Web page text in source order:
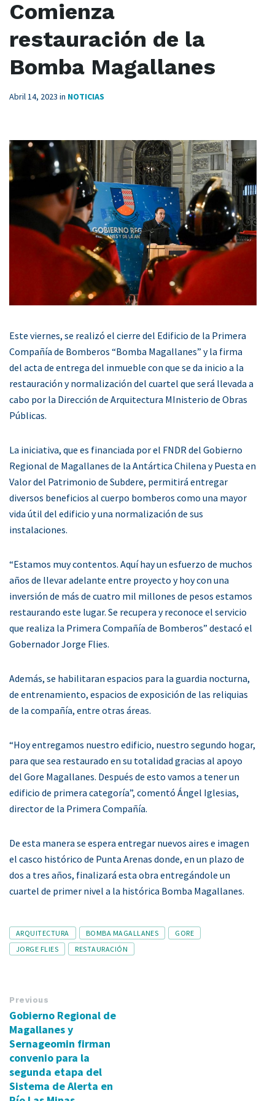
Comienza
restauración de la
Bomba Magallanes
Abril 14, 2023 in NOTICIAS
Este viernes, se realizó el cierre del Edificio de la Primera
Compañía de Bomberos “Bomba Magallanes” y la firma
del acta de entrega del inmueble con que se da inicio a la
restauración y normalización del cuartel que será llevada a
cabo por la Dirección de Arquitectura MInisterio de Obras
Públicas.
La iniciativa, que es financiada por el FNDR del Gobierno
Regional de Magallanes de la Antártica Chilena y Puesta en
Valor del Patrimonio de Subdere, permitirá entregar
diversos beneficios al cuerpo bomberos como una mayor
vida útil del edificio y una normalización de sus
instalaciones.
“Estamos muy contentos. Aquí hay un esfuerzo de muchos
años de llevar adelante entre proyecto y hoy con una
inversión de más de cuatro mil millones de pesos estamos
restaurando este lugar. Se recupera y reconoce el servicio
que realiza la Primera Compañía de Bomberos” destacó el
Gobernador Jorge Flies.
Además, se habilitaran espacios para la guardia nocturna,
de entrenamiento, espacios de exposición de las reliquias
de la compañía, entre otras áreas.
“Hoy entregamos nuestro edificio, nuestro segundo hogar,
para que sea restaurado en su totalidad gracias al apoyo
del Gore Magallanes. Después de esto vamos a tener un
edificio de primera categoría”, comentó Ángel Iglesias,
director de la Primera Compañía.
De esta manera se espera entregar nuevos aires e imagen
el casco histórico de Punta Arenas donde, en un plazo de
dos a tres años, finalizará esta obra entregándole un
cuartel de primer nivel a la histórica Bomba Magallanes.
Tags
ARQUITECTURA BOMBA MAGALLANES
GORE
JORGE FLIES
RESTAURACIÓN
Previous
Gobierno Regional de
Magallanes y
Sernageomin firman
convenio para la
segunda etapa del
Sistema de Alerta en